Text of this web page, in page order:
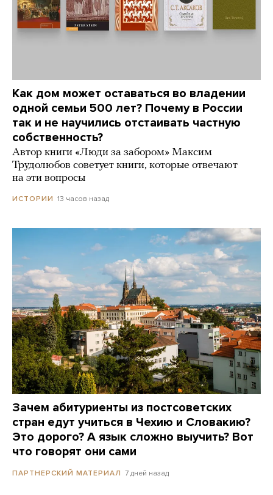
Как дом может оставаться во владении
одной семьи 500 лет? Почему в России
так и не научились отстаивать частную
собственность?
Автор книги «Люди за забором» Максим
Трудолюбов советует книги, которые отвечают
на эти вопросы
ИСТОРИИ 13 часов назад
Зачем абитуриенты из постсоветских
стран едут учиться в Чехию и Словакию?
Это дорого? А язык сложно выучить? Вот
что говорят они сами
ПАРТНЕРСКИЙ МАТЕРИАЛ 7 дней назад